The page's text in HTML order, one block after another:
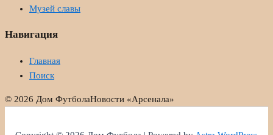
Музей славы
Навигация
Главная
Поиск
© 2026 Дом ФутболаНовости «Арсенала»